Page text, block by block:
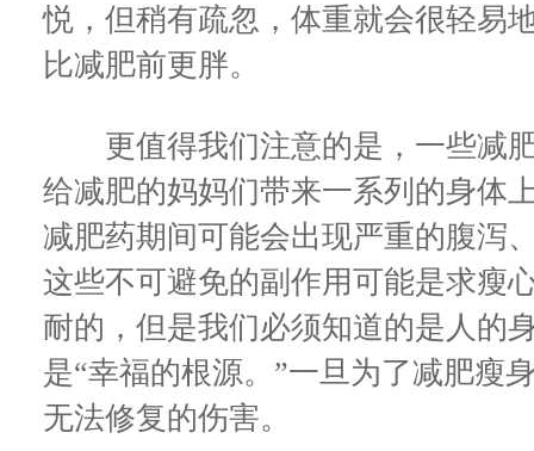
悦，但稍有疏忽，体重就会很轻易
比减肥前更胖。
更值得我们注意的是，一些减肥
给减肥的妈妈们带来一系列的身体
减肥药期间可能会出现严重的腹泻
这些不可避免的副作用可能是求瘦
耐的，但是我们必须知道的是人的
是“幸福的根源。”一旦为了减肥瘦
无法修复的伤害。